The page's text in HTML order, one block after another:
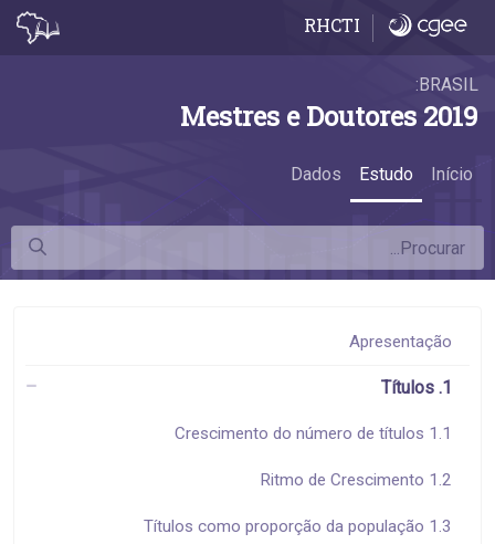
6.9 Remuneração de mestres acadêmicos e profissionais - 6.9 Remuneração de mestres acadêmicos e profissionais
RHCTI
BRASIL:
Mestres e Doutores 2019
Início
Estudo
Dados
Apresentação
1. Títulos
1.1 Crescimento do número de títulos
1.2 Ritmo de Crescimento
1.3 Títulos como proporção da população